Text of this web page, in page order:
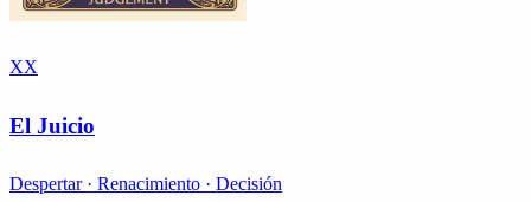
XX
El Juicio
Despertar · Renacimiento · Decisión